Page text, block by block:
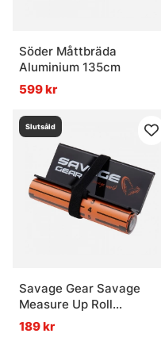
Söder Måttbräda
Aluminium 135cm
599 kr
Slutsåld
Savage Gear Savage
Measure Up Roll
13x130cm
189 kr